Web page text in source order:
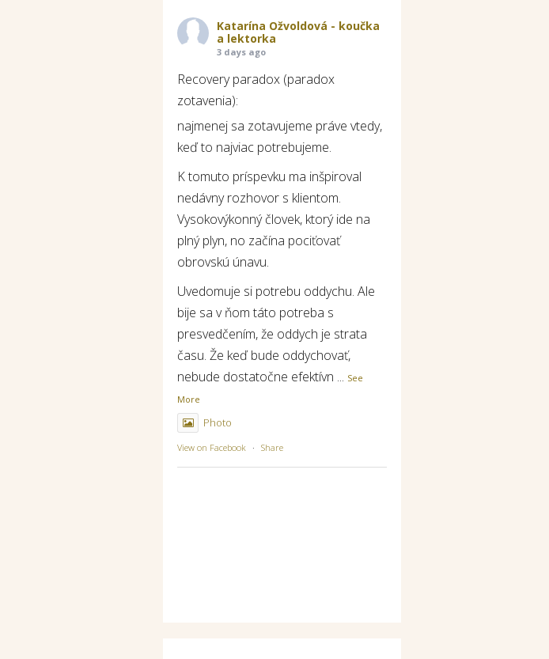
Katarína Ožvoldová - koučka
a lektorka
3 days ago
Recovery paradox (paradox
zotavenia):
najmenej sa zotavujeme práve vtedy,
keď to najviac potrebujeme.
K tomuto príspevku ma inšpiroval
nedávny rozhovor s klientom.
Vysokovýkonný človek, ktorý ide na
plný plyn, no začína pociťovať
obrovskú únavu.
Uvedomuje si potrebu oddychu. Ale
bije sa v ňom táto potreba s
presvedčením, že oddych je strata
času. Že keď bude oddychovať,
nebude dostatočne efektívn ... See
More
Photo
View on Facebook · Share